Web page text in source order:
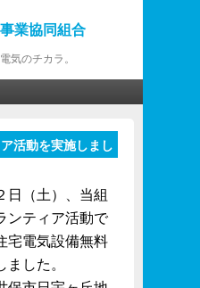
業協同組合
気のチカラ。
活動を実施しまし
日（土）、当組
ンティア活動で
宅電気設備無料
した。